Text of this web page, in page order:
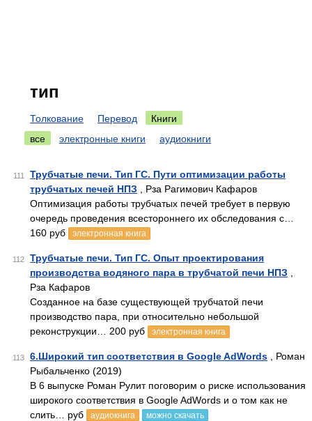
тип
Толкование Перевод
Книги
все
электронные книги аудиокниги
111
Трубчатые печи. Тип ГС. Пути оптимизации работы
трубчатых печей НПЗ , Рза Рагимович Кафаров
Оптимизация работы трубчатых печей требует в первую
очередь проведения всестороннего их обследования с…
160 руб
электронная книга
112
Трубчатые печи. Тип ГС. Опыт проектирования
производства водяного пара в трубчатой печи НПЗ
Рза Кафаров
Созданное на базе существующей трубчатой печи
производство пара, при относительно небольшой
реконструкции… 200 руб
электронная книга
113 6.Широкий тип соответствия в Google AdWords , Роман
Рыбальченко (2019)
В 6 выпуске Роман Рулит поговорим о риске использования
широкого соответствия в Google AdWords и о том как не
слить… руб
аудиокнига можно скачать